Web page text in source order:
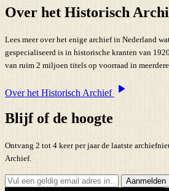
Over het Historisch
Lees meer over het enige archief in Nederland
gespecialiseerd is in historische kranten van
van ruim 2 miljoen titels op voorraad in meerdere
Over het Historisch Archief
Blijf of de hoogte
Ontvang 2 tot 4 keer per jaar de laatste
Archief.
Aanmelden